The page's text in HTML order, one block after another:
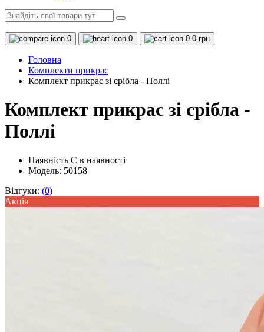
0 0 0 0 грн
Головна
Комплекти прикрас
Комплект прикрас зі срібла - Поллі
Комплект прикрас зі срібла -
Поллі
Наявність Є в наявності
Модель: 50158
Відгуки: (0)
Акцiя